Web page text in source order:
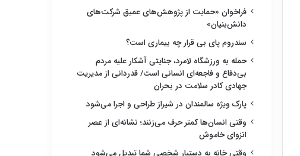
فراخوان «حمایت از پژوهش‌های عمیق شرکت‌های
دانش‌بنیان»
سندروم پای بی قرار چه بیماری است؟
حمله به ورزشگاه لامرد، جنایتی آشکار علیه مردم
بی‌دفاع و فاجعه‌ای انسانی است/ قدردانی از مدیریت
جهادی کادر سلامت در بحران
پارک ویژه سالمندان در شیراز طراحی و اجرا می‌شود
وقتی انسان‌ها کمتر حرف می‌زنند؛ نشانه‌ای از عصر
انزوای خاموش
وقتی خانه به دستیار شخصی شما تبدیل می‌شود